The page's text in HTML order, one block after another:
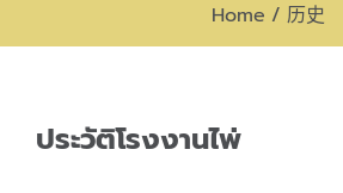
Home / 历史
ประวัติโรงงานไพ่